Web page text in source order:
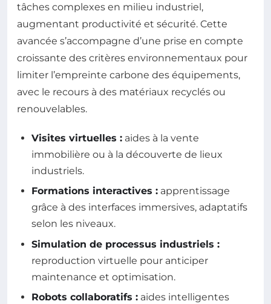
tâches complexes en milieu industriel,
augmentant productivité et sécurité. Cette
avancée s’accompagne d’une prise en compte
croissante des critères environnementaux pour
limiter l’empreinte carbone des équipements,
avec le recours à des matériaux recyclés ou
renouvelables.
Visites virtuelles : aides à la vente
immobilière ou à la découverte de lieux
industriels.
Formations interactives : apprentissage
grâce à des interfaces immersives, adaptatifs
selon les niveaux.
Simulation de processus industriels :
reproduction virtuelle pour anticiper
maintenance et optimisation.
Robots collaboratifs : aides intelligentes